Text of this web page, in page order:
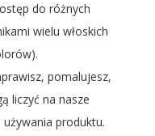
do różnych
wielu włoskich
pomalujesz,
liczyć na nasze
produktu.